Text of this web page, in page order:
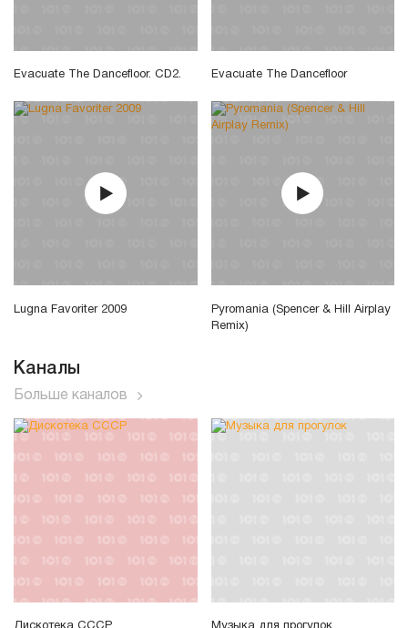
Evacuate The Dancefloor. CD2. Evacuate The Dancefloor
Lugna Favoriter 2009
Pyromania (Spencer & Hill Airplay
Remix)
Каналы
Больше каналов